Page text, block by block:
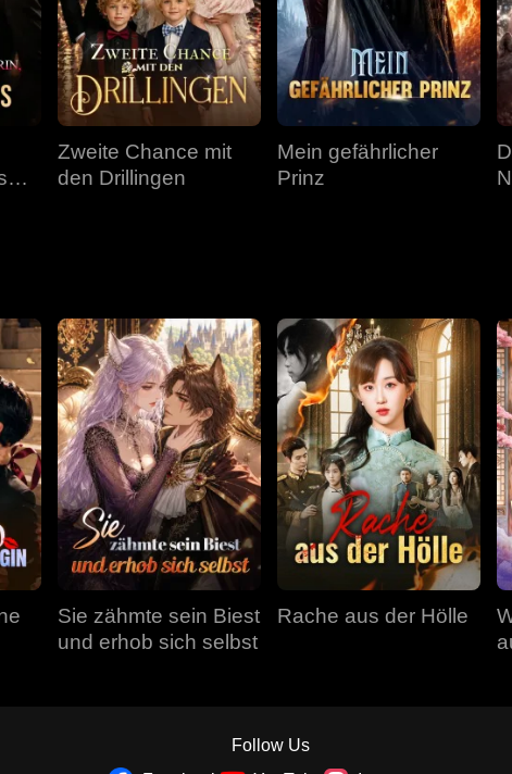
Zweite Chance mit
den Drillingen
Mein gefährlicher
Prinz
Sie zähmte sein Biest
und erhob sich selbst
Rache aus der Hölle
Follow Us